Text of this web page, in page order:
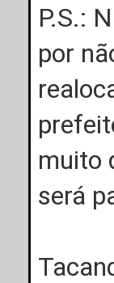
P.S.:
por
muito
será